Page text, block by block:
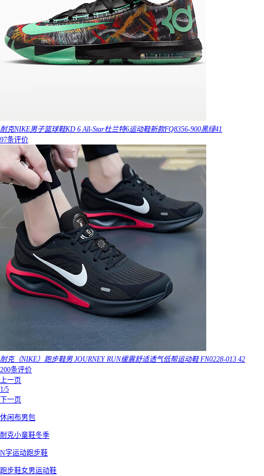
耐克NIKE男子篮球鞋KD 6 All-Star杜兰特6运动鞋新款FQ8356-900黑绿41
97条评价
耐克（NIKE）跑步鞋男 JOURNEY RUN缓震舒适透气低帮运动鞋 FN0228-013 42
200条评价
上一页
1/5
下一页
休闲布男包
耐克小童鞋冬季
N字运动跑步鞋
跑步鞋女男运动鞋